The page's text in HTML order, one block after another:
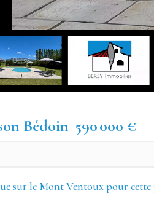
Bédoin 590 000 €
sur le Mont Ventoux pour